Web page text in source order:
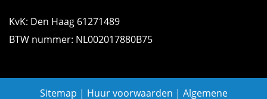
KvK: Den Haag 61271489
BTW nummer: NL002017880B75
Sitemap | Huur voorwaarden | Algemene